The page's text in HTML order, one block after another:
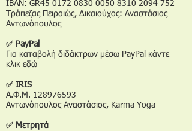
IBAN: GR45 0172 0830 0050 8310 2094 752
Τράπεζας Πειραιώς, Δικαιούχος: Αναστάσιος
Αντωνόπουλος
✅ PayPal
Για καταβολή διδάκτρων μέσω PayPal κάντε
κλικ εδώ
✅ IRIS
Α.Φ.Μ. 128976593
Αντωνόπουλος Αναστάσιος, Karma Yoga
✅ Μετρητά